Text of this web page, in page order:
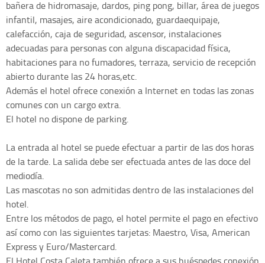
bañera de hidromasaje, dardos, ping pong, billar, área de juegos
infantil, masajes, aire acondicionado, guardaequipaje,
calefacción, caja de seguridad, ascensor, instalaciones
adecuadas para personas con alguna discapacidad física,
habitaciones para no fumadores, terraza, servicio de recepción
abierto durante las 24 horas,etc.
Además el hotel ofrece conexión a Internet en todas las zonas
comunes con un cargo extra.
El hotel no dispone de parking.
La entrada al hotel se puede efectuar a partir de las dos horas
de la tarde. La salida debe ser efectuada antes de las doce del
mediodía.
Las mascotas no son admitidas dentro de las instalaciones del
hotel.
Entre los métodos de pago, el hotel permite el pago en efectivo
así como con las siguientes tarjetas: Maestro, Visa, American
Express y Euro/Mastercard.